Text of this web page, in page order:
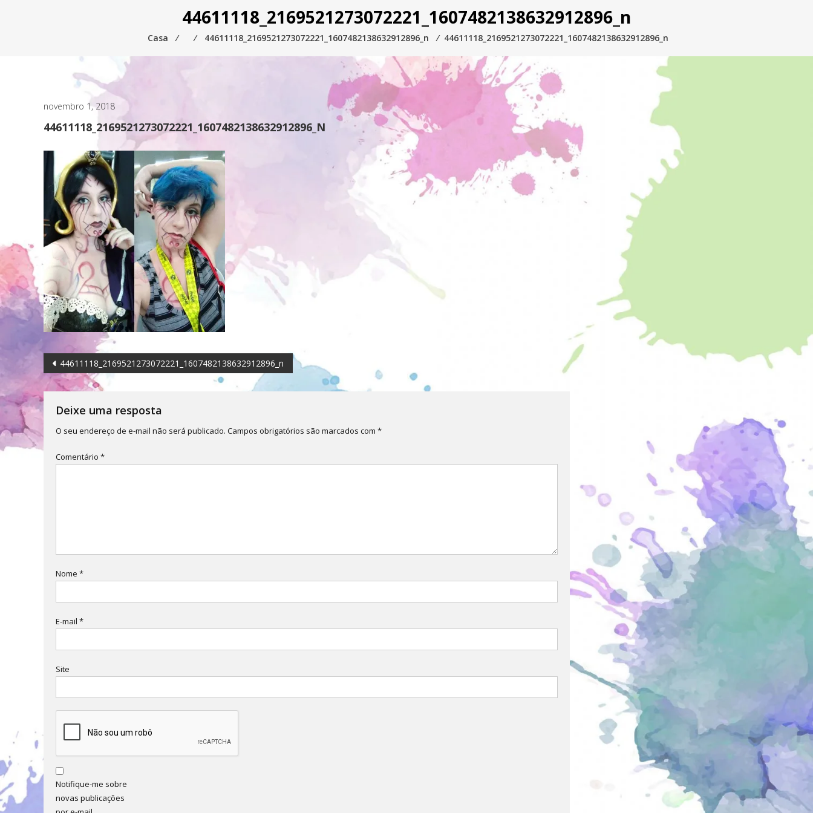
44611118_2169521273072221_1607482138632912896_n
Casa ⁄ ⁄ 44611118_2169521273072221_1607482138632912896_n ⁄ 44611118_2169521273072221_1607482138632912896_n
novembro 1, 2018
44611118_2169521273072221_1607482138632912896_N
Navegação
de
Post
44611118_2169521273072221_1607482138632912896_n
Deixe uma resposta
O seu endereço de e-mail não será publicado. Campos obrigatórios são marcados com *
Comentário *
Nome *
E-mail *
Site
Notifique-me sobre
novas publicações